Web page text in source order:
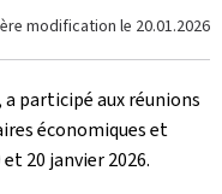
modification le 20.01.2026
participé aux réunions
économiques et
20 janvier 2026.